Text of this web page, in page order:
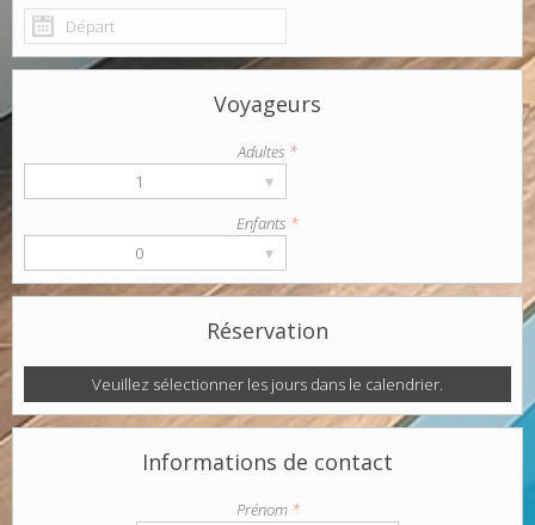
Voyageurs
Adultes *
1
▾
Enfants *
0
▾
Réservation
Veuillez sélectionner les jours dans le calendrier.
Informations de contact
Prénom *